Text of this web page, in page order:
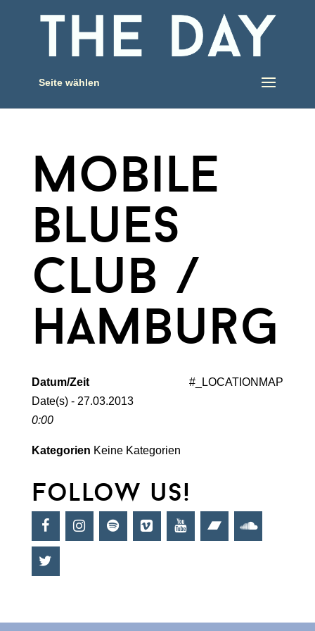
Seite wählen
mobile
blues
club /
hamburg
#_LOCATIONMAP
Datum/Zeit
Date(s) - 27.03.2013
0:00
Kategorien Keine Kategorien
follow us!